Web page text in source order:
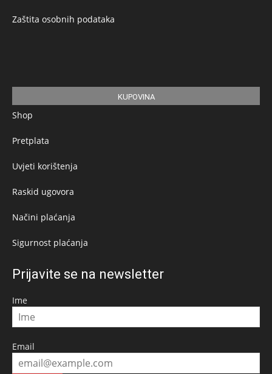
Zaštita osobnih podataka
KUPOVINA
Shop
Pretplata
Uvjeti korištenja
Raskid ugovora
Načini plaćanja
Sigurnost plaćanja
Prijavite se na newsletter
Ime
Email